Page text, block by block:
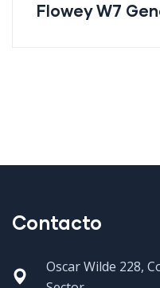
Flowey W7
Contacto
Oscar Wilde 228,